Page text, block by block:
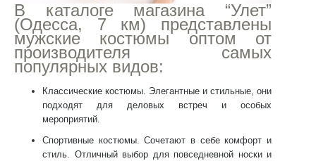
В каталоге магазина “Улет”
(Одесса, 7 км) представлены
мужские костюмы оптом от
производителя самых
популярных видов:
Классические костюмы. Элегантные и стильные, они
подходят для деловых встреч и особых
мероприятий.
Спортивные костюмы. Сочетают в себе комфорт и
стиль. Отличный выбор для повседневной носки и